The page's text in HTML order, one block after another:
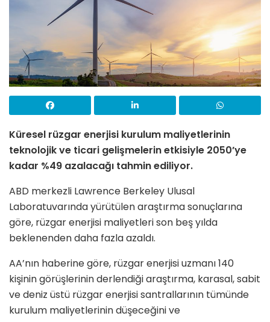
Küresel rüzgar enerjisi kurulum maliyetlerinin
teknolojik ve ticari gelişmelerin etkisiyle 2050’ye
kadar %49 azalacağı tahmin ediliyor.
ABD merkezli Lawrence Berkeley Ulusal
Laboratuvarında yürütülen araştırma sonuçlarına
göre, rüzgar enerjisi maliyetleri son beş yılda
beklenenden daha fazla azaldı.
AA’nın haberine göre, rüzgar enerjisi uzmanı 140
kişinin görüşlerinin derlendiği araştırma, karasal, sabit
ve deniz üstü rüzgar enerjisi santrallarının tümünde
kurulum maliyetlerinin düşeceğini ve